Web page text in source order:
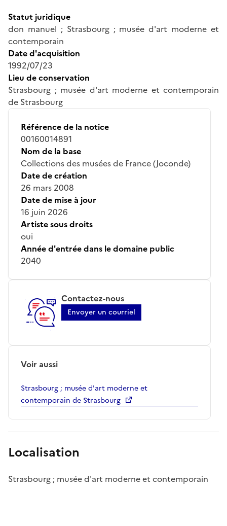
Statut juridique
don manuel ; Strasbourg ; musée d'art moderne et
contemporain
Date d'acquisition
1992/07/23
Lieu de conservation
Strasbourg ; musée d'art moderne et contemporain
de Strasbourg
Référence de la notice
00160014891
Nom de la base
Collections des musées de France (Joconde)
Date de création
26 mars 2008
Date de mise à jour
16 juin 2026
Artiste sous droits
oui
Année d'entrée dans le domaine public
2040
Contactez-nous
Envoyer un courriel
Voir aussi
Strasbourg ; musée d'art moderne et
contemporain de Strasbourg
Localisation
Strasbourg ; musée d'art moderne et contemporain